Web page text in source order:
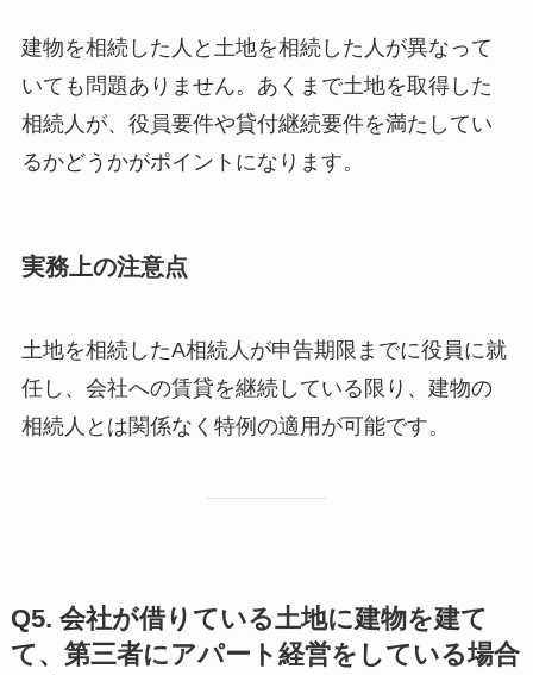
建物を相続した人と土地を相続した人が異なって
いても問題ありません。あくまで土地を取得した
相続人が、役員要件や貸付継続要件を満たしてい
るかどうかがポイントになります。
実務上の注意点
土地を相続したA相続人が申告期限までに役員に就
任し、会社への賃貸を継続している限り、建物の
相続人とは関係なく特例の適用が可能です。
Q5. 会社が借りている土地に建物を建て
て、第三者にアパート経営をしている場合